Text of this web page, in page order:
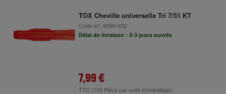
TOX Cheville universelle Tri 7/51 KT
Code art. 90991632
Délai de livraison : 2-3 jours ouvrés
7,99 €
TTC (100 Pièce par unité d'emballage)